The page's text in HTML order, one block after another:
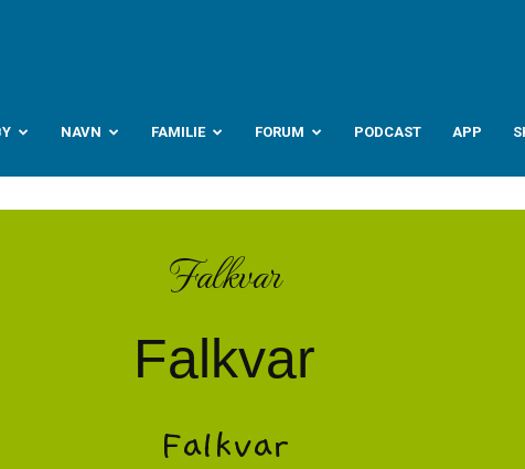
NAVN FAMILIE FORUM PODCAST APP
Falkvar
Falkvar
Falkvar